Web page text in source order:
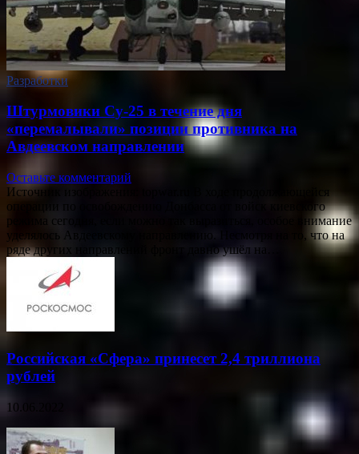
Разработки
Штурмовики Су-25 в течение дня
«перемалывали» позиции противника на
Авдеевском направлении
Оставьте комментарий
Источник изображения: topwar.ru В ходе продолжающейся
операции по освобождению Донбасса от войск киевского
режима сегодня, если можно так выразиться, особое внимание
уделялось Авдеевскому направлению. Несмотря на то, что на
ряде других направлений фронт давно ушёл на…
Российская «Сфера» принесет 2,4 триллиона
рублей
10.06.2022